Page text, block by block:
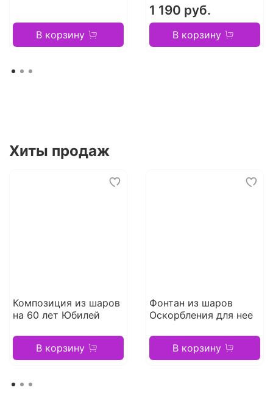
В корзину
1 190 руб.
В корзину
Хиты продаж
Композиция из шаров
на 60 лет Юбилей
В корзину
Фонтан из шаров
Оскорбления для нее
В корзину